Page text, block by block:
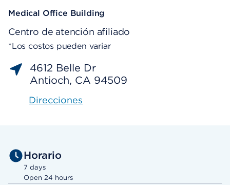
Medical Office Building
Centro de atención afiliado
*Los costos pueden variar
4612 Belle Dr
Antioch, CA 94509
Direcciones
Horario
7 days
Open 24 hours